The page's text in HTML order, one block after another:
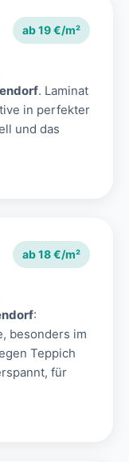
ab 19 €/m²
. Laminat
in perfekter
und das
ab 18 €/m²
:
besonders im
Teppich
für